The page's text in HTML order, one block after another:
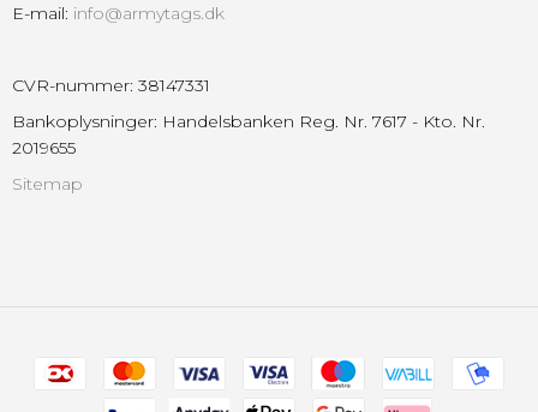
E-mail: info@armytags.dk
CVR-nummer: 38147331
Bankoplysninger: Handelsbanken Reg. Nr. 7617 - Kto. Nr.
2019655
Sitemap